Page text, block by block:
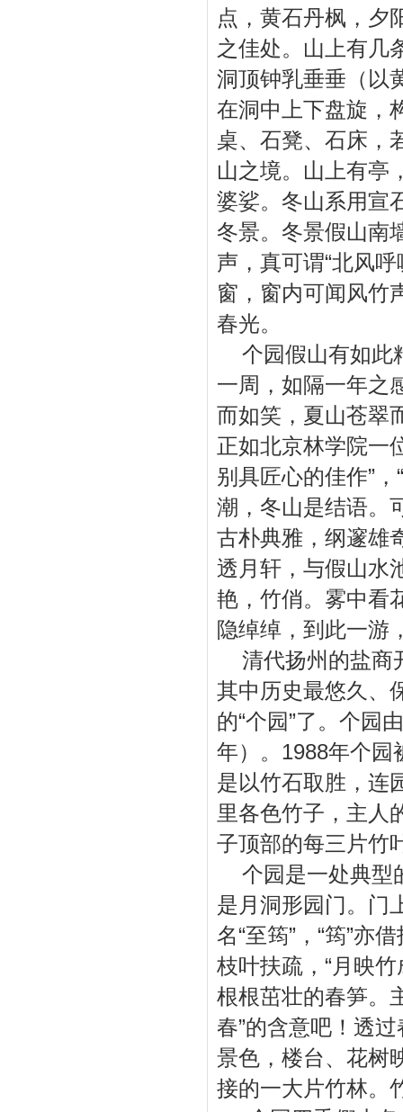
点，黄石丹枫，夕
之佳处。山上有几
洞顶钟乳垂垂（以
在洞中上下盘旋，
桌、石凳、石床，
山之境。山上有亭
婆娑。冬山系用宣
冬景。冬景假山南
声，真可谓“北风
窗，窗内可闻风竹
春光。
个园假山有如此
一周，如隔一年之
而如笑，夏山苍翠
正如北京林学院一
别具匠心的佳作”
潮，冬山是结语。
古朴典雅，纲邃雄
透月轩，与假山水
艳，竹俏。雾中看
隐绰绰，到此一游
清代扬州的盐商
其中历史最悠久、
的“个园”了。个园
年）。1988年个园
是以竹石取胜，连
里各色竹子，主人
子顶部的每三片竹
个园是一处典型
是月洞形园门。门
名“至筠”，“筠”亦
枝叶扶疏，“月映
根根茁壮的春笋。
春”的含意吧！透
景色，楼台、花树
接的一大片竹林。